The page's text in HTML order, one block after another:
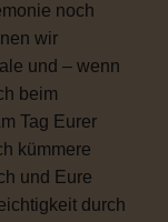
noch
wir
und – wenn
beim
Tag Eurer
kümmere
und Eure
durch